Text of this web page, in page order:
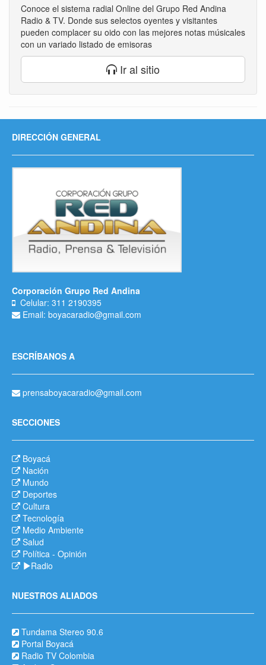
Conoce el sistema radial Online del Grupo Red Andina
Radio & TV. Donde sus selectos oyentes y visitantes
pueden complacer su oido con las mejores notas músicales
con un variado listado de emisoras
Ir al sitio
DIRECCIÓN GENERAL
Corporación Grupo Red Andina
Celular: 311 2190395
Email: boyacaradio@gmail.com
ESCRÍBANOS A
prensaboyacaradio@gmail.com
SECCIONES
Boyacá
Nación
Mundo
Deportes
Cultura
Tecnología
Medio Ambiente
Salud
Política - Opinión
Radio
NUESTROS ALIADOS
Tundama Stereo 90.6
Portal Boyacá
Radio TV Colombia